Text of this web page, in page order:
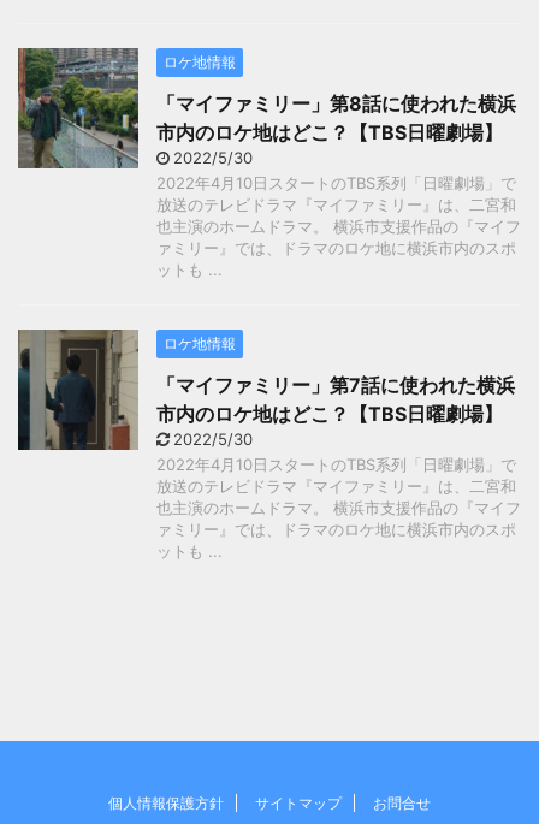
ロケ地情報
「マイファミリー」第8話に使われた横浜
市内のロケ地はどこ？【TBS日曜劇場】
2022/5/30
2022年4月10日スタートのTBS系列「日曜劇場」で
放送のテレビドラマ『マイファミリー』は、二宮和
也主演のホームドラマ。 横浜市支援作品の『マイフ
ァミリー』では、ドラマのロケ地に横浜市内のスポ
ットも ...
ロケ地情報
「マイファミリー」第7話に使われた横浜
市内のロケ地はどこ？【TBS日曜劇場】
2022/5/30
2022年4月10日スタートのTBS系列「日曜劇場」で
放送のテレビドラマ『マイファミリー』は、二宮和
也主演のホームドラマ。 横浜市支援作品の『マイフ
ァミリー』では、ドラマのロケ地に横浜市内のスポ
ットも ...
個人情報保護方針 サイトマップ お問合せ